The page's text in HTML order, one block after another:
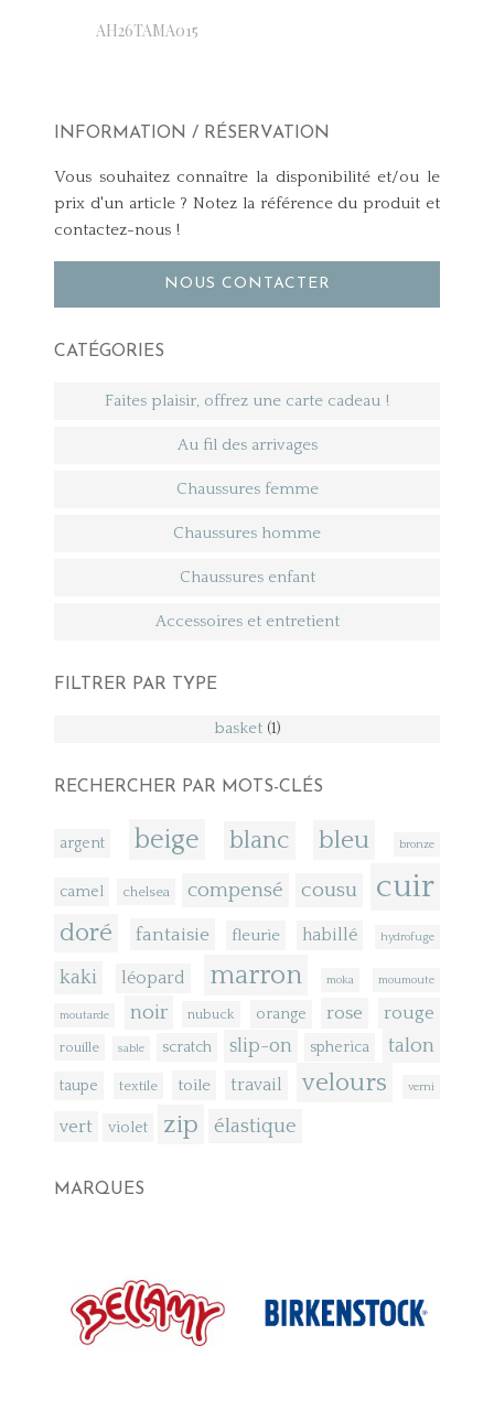
AH26TAMA015
INFORMATION / RÉSERVATION
Vous souhaitez connaître la disponibilité et/ou le
prix d'un article ? Notez la référence du produit et
contactez-nous !
NOUS CONTACTER
CATÉGORIES
Faites plaisir, offrez une carte cadeau !
Au fil des arrivages
Chaussures femme
Chaussures homme
Chaussures enfant
Accessoires et entretient
FILTRER PAR TYPE
basket (1)
RECHERCHER PAR MOTS-CLÉS
argent beige blanc bleu bronze
camel chelsea compensé cousu cuir
doré fantaisie fleurie habillé hydrofuge
kaki léopard marron moka moumoute
moutarde noir nubuck orange rose rouge
rouille sable scratch slip-on spherica talon
taupe textile toile travail velours verni
vert violet zip élastique
MARQUES